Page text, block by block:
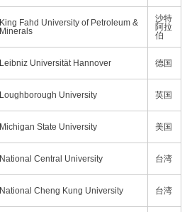
King Fahd University of Petroleum &
Minerals
沙特
阿拉
伯
Leibniz Universität Hannover 德国
Loughborough University 英国
Michigan State University 美国
National Central University 台湾
National Cheng Kung University 台湾